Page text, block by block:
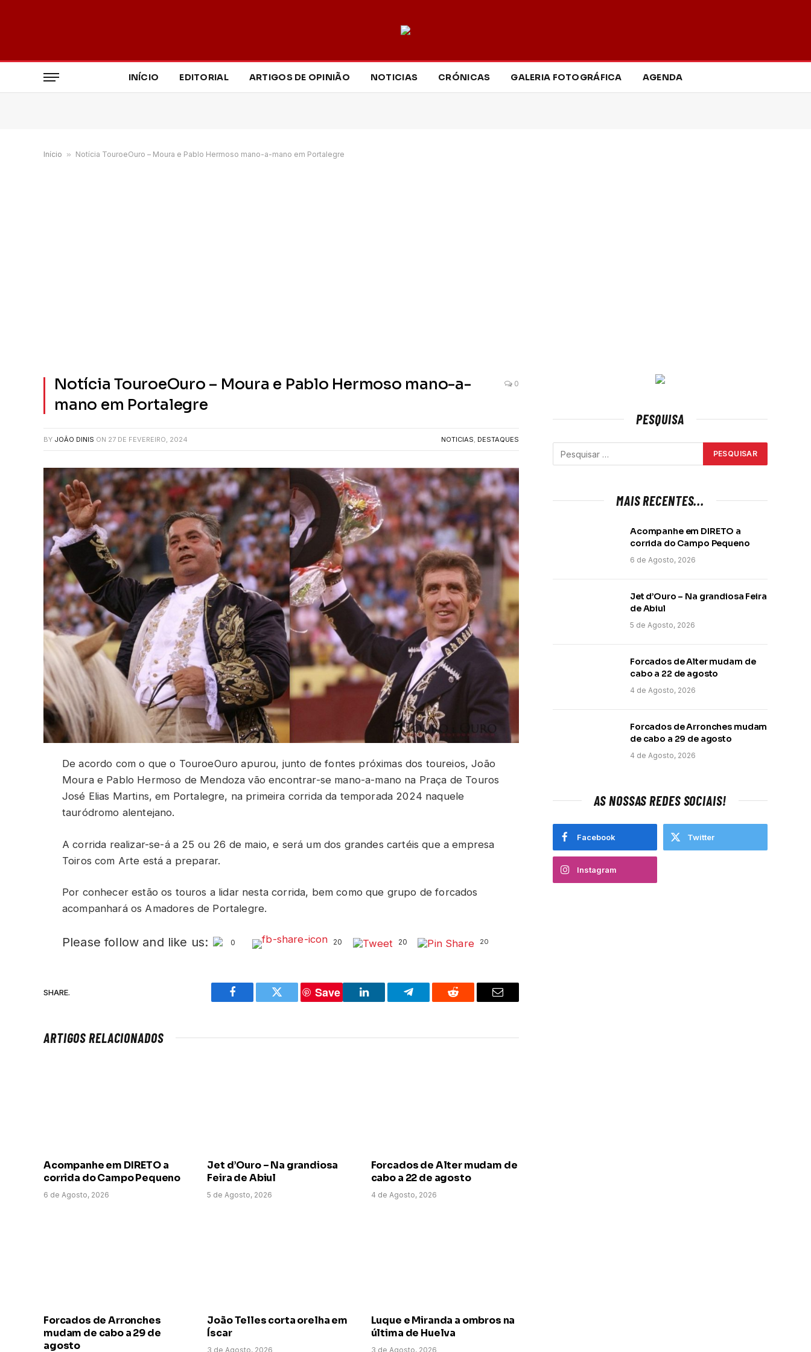
INÍCIO EDITORIAL ARTIGOS DE OPINIÃO NOTICIAS CRÓNICAS GALERIA FOTOGRÁFICA AGENDA
Início » Notícia TouroeOuro – Moura e Pablo Hermoso mano-a-mano em Portalegre
Notícia TouroeOuro – Moura e Pablo Hermoso mano-a-
mano em Portalegre
0
BY JOÃO DINIS ON 27 DE FEVEREIRO, 2024 NOTICIAS, DESTAQUES
De acordo com o que o TouroeOuro apurou, junto de fontes próximas dos toureios, João
Moura e Pablo Hermoso de Mendoza vão encontrar-se mano-a-mano na Praça de Touros
José Elias Martins, em Portalegre, na primeira corrida da temporada 2024 naquele
tauródromo alentejano.
A corrida realizar-se-á a 25 ou 26 de maio, e será um dos grandes cartéis que a empresa
Toiros com Arte está a preparar.
Por conhecer estão os touros a lidar nesta corrida, bem como que grupo de forcados
acompanhará os Amadores de Portalegre.
Please follow and like us: 0 20 20 20
SHARE.
Facebook Twitter
Save
LinkedIn Telegram Reddit Email
ARTIGOS RELACIONADOS
Acompanhe em DIRETO a
corrida do Campo Pequeno
6 de Agosto, 2026
Jet d’Ouro – Na grandiosa
Feira de Abiul
5 de Agosto, 2026
Forcados de Alter mudam de
cabo a 22 de agosto
4 de Agosto, 2026
Forcados de Arronches
mudam de cabo a 29 de
agosto
João Telles corta orelha em
Íscar
3 de Agosto, 2026
Luque e Miranda a ombros na
última de Huelva
3 de Agosto, 2026
PESQUISA
MAIS RECENTES...
Acompanhe em DIRETO a
corrida do Campo Pequeno
6 de Agosto, 2026
Jet d’Ouro – Na grandiosa Feira
de Abiul
5 de Agosto, 2026
Forcados de Alter mudam de
cabo a 22 de agosto
4 de Agosto, 2026
Forcados de Arronches mudam
de cabo a 29 de agosto
4 de Agosto, 2026
AS NOSSAS REDES SOCIAIS!
Facebook Twitter
Instagram